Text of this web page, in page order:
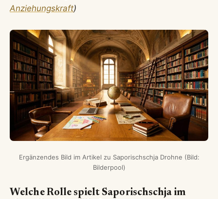
Anziehungskraft)
Ergänzendes Bild im Artikel zu Saporischschja Drohne (Bild:
Bilderpool)
Welche Rolle spielt Saporischschja im